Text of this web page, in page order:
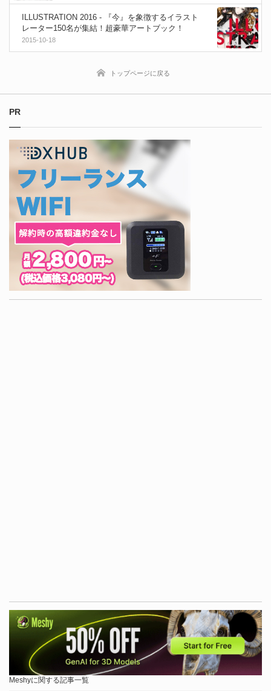
ILLUSTRATION 2016 - 『今』を象徴するイラスト
レーター150名が集結！超豪華アートブック！
2015-10-18
トップページに戻る
PR
Meshyに関する記事一覧